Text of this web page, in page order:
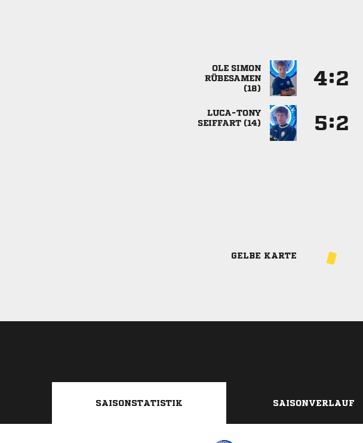
 


:

 
:
GELBE KARTE
SAISONSTATISTIK SAISONVERLAUF